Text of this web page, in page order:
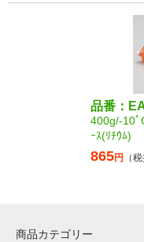
品番：
400g/-10ﾟ
ｰｽ(ﾘﾁｳﾑ)
865円 （税
商品カテゴリー